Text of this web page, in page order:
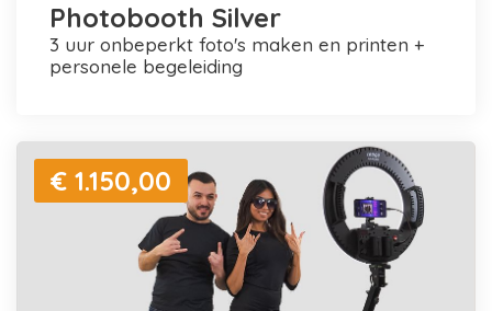
Photobooth Silver
3 uur onbeperkt foto's maken en printen +
personele begeleiding
€ 1.150,00